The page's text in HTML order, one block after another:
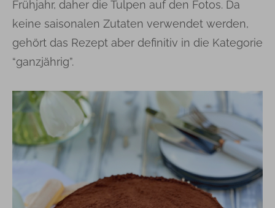
Frühjahr, daher die Tulpen auf den Fotos. Da
keine saisonalen Zutaten verwendet werden,
gehört das Rezept aber definitiv in die Kategorie
“ganzjährig”.